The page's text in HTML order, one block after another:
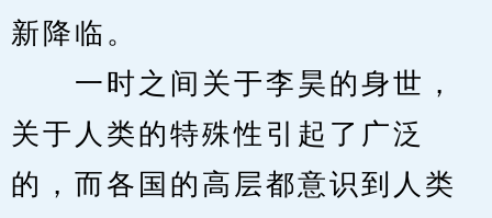
新降临。
一时之间关于李昊的身世，
关于人类的特殊性引起了广泛
的，而各国的高层都意识到人类